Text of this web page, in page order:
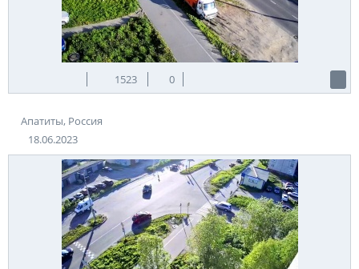
1523 0
Апатиты, Россия
18.06.2023